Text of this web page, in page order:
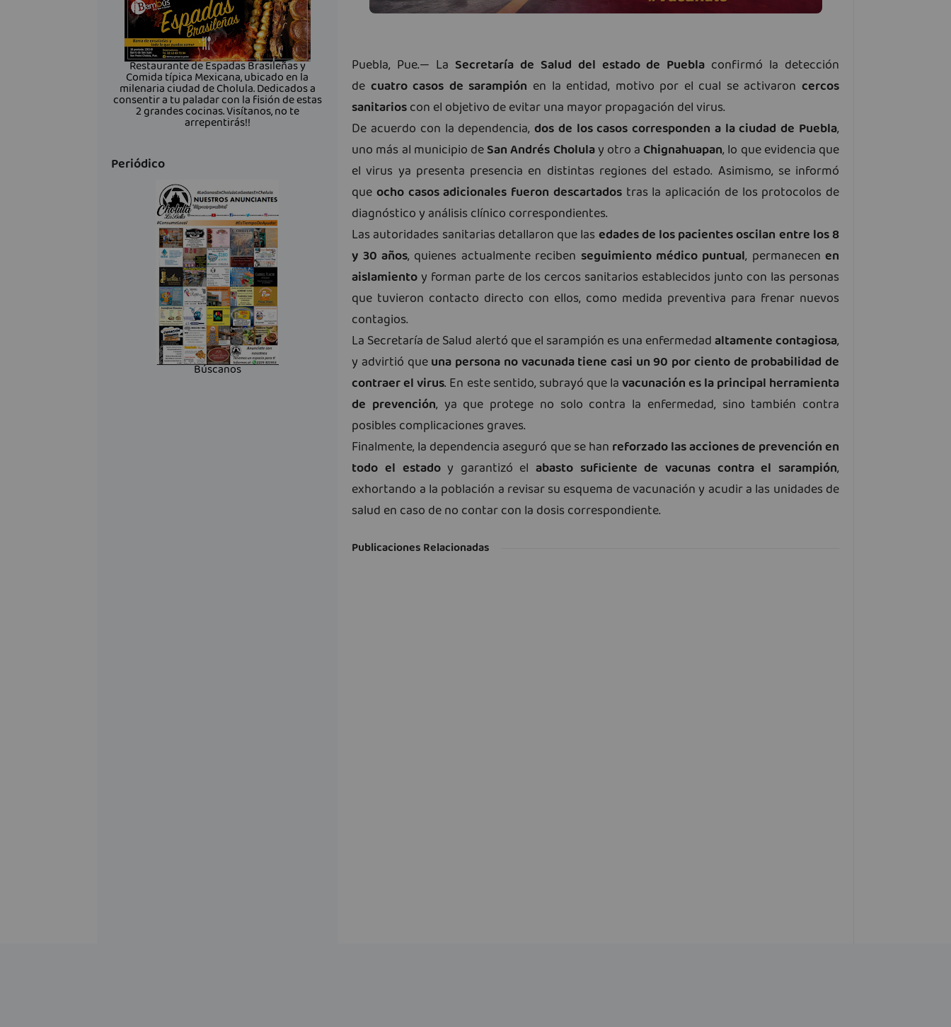
Puebla, Pue.— La Secretaría de Salud del estado de Puebla confirmó la detección
de cuatro casos de sarampión en la entidad, motivo por el cual se activaroncercos
sanitarioscon el objetivo de evitar una mayor propagación del virus.
De acuerdo con la dependencia,dos de los casos corresponden a la ciudad de Puebla,
uno más al municipio deSan Andrés Cholulay otro aChignahuapan, lo que evidencia que
el virus ya presenta presencia en distintas regiones del estado. Asimismo, se informó
queocho casos adicionales fueron descartadostras la aplicación de los protocolos de
diagnóstico y análisis clínico correspondientes.
Las autoridades sanitarias detallaron que lasedades de los pacientes oscilan entre los 8
y 30 años, quienes actualmente reciben seguimiento médico puntual, permanecenen
aislamientoy forman parte de los cercos sanitarios establecidos junto con las personas
que tuvieron contacto directo con ellos, como medida preventiva para frenar nuevos
contagios.
La Secretaría de Salud alertó que el sarampión es una enfermedadaltamente contagiosa,
y advirtió queuna persona no vacunada tiene casi un 90 por ciento de probabilidad de
contraer el virus. En este sentido, subrayó que lavacunación es la principal herramienta
de prevención, ya que protege no solo contra la enfermedad, sino también contra
posibles complicaciones graves.
Finalmente, la dependencia aseguró que se hanreforzado las acciones de prevención en
todo el estadoy garantizó elabasto suficiente de vacunas contra el sarampión,
exhortando a la población a revisar su esquema de vacunación y acudir a las unidades de
salud en caso de no contar con la dosis correspondiente.
Publicaciones Relacionadas
Restaurante de Espadas Brasileñas y
Comida típica Mexicana, ubicado en la
milenaria ciudad de Cholula. Dedicados a
consentir a tu paladar con la fisión de estas
2 grandes cocinas. Visítanos, no te
arrepentirás!!
Periódico
Búscanos